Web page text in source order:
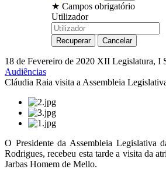
★ Campos obrigatório
Utilizador
18 de Fevereiro de 2020 XII Legislatura, I
Audiências
Cláudia Raia visita a Assembleia
O Presidente da Assembleia Legislativa
Rodrigues, recebeu esta tarde a visita da
Jarbas Homem de Mello.